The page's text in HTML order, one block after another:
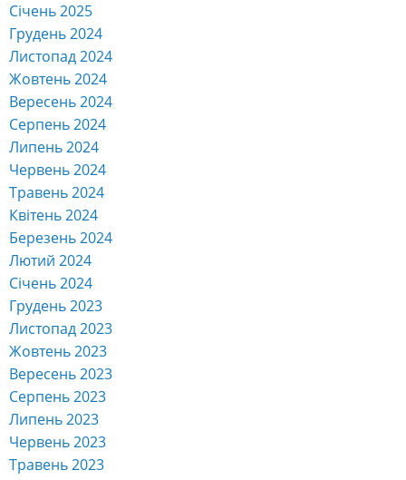
Січень 2025
Грудень 2024
Листопад 2024
Жовтень 2024
Вересень 2024
Серпень 2024
Липень 2024
Червень 2024
Травень 2024
Квітень 2024
Березень 2024
Лютий 2024
Січень 2024
Грудень 2023
Листопад 2023
Жовтень 2023
Вересень 2023
Серпень 2023
Липень 2023
Червень 2023
Травень 2023